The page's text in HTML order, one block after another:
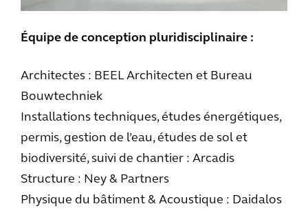
Équipe de conception pluridisciplinaire :
Architectes : BEEL Architecten et Bureau
Bouwtechniek
Installations techniques, études énergétiques,
permis, gestion de l’eau, études de sol et
biodiversité, suivi de chantier : Arcadis
Structure : Ney & Partners
Physique du bâtiment & Acoustique : Daidalos